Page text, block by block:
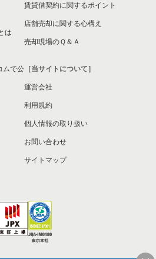
は
ムで公
賃貸借契約に関するポイント
店舗売却に関する心構え
売却現場のＱ＆Ａ
［当サイトについて］
運営会社
利用規約
個人情報の取り扱い
お問い合わせ
サイトマップ